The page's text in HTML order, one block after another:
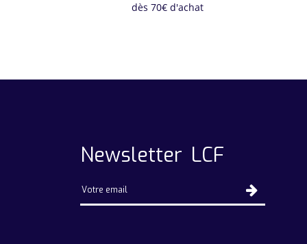
dès 70€ d'achat
Newsletter LCF